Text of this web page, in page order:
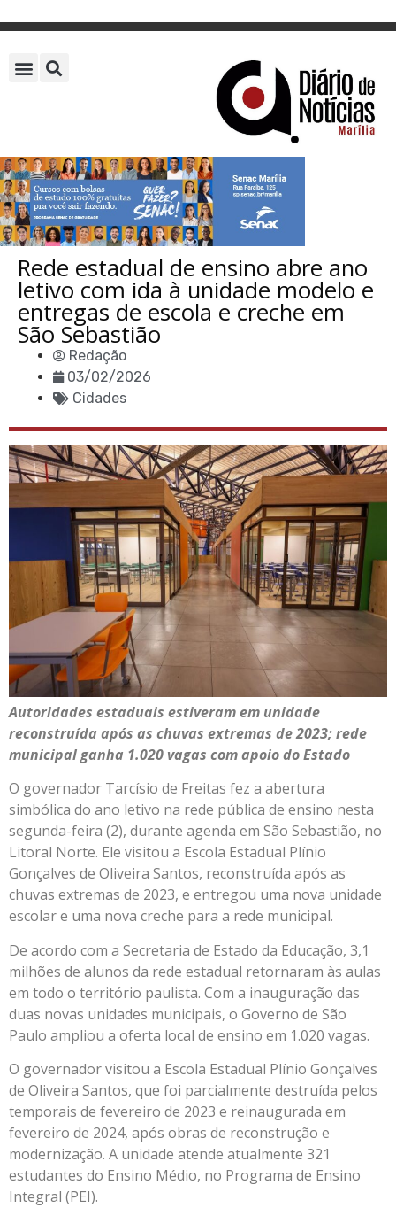
Rede estadual de ensino abre ano
letivo com ida à unidade modelo e
entregas de escola e creche em
São Sebastião
Redação
03/02/2026
Cidades
Autoridades estaduais estiveram em unidade
reconstruída após as chuvas extremas de 2023; rede
municipal ganha 1.020 vagas com apoio do Estado
O governador Tarcísio de Freitas fez a abertura
simbólica do ano letivo na rede pública de ensino nesta
segunda-feira (2), durante agenda em São Sebastião, no
Litoral Norte. Ele visitou a Escola Estadual Plínio
Gonçalves de Oliveira Santos, reconstruída após as
chuvas extremas de 2023, e entregou uma nova unidade
escolar e uma nova creche para a rede municipal.
De acordo com a Secretaria de Estado da Educação, 3,1
milhões de alunos da rede estadual retornaram às aulas
em todo o território paulista. Com a inauguração das
duas novas unidades municipais, o Governo de São
Paulo ampliou a oferta local de ensino em 1.020 vagas.
O governador visitou a Escola Estadual Plínio Gonçalves
de Oliveira Santos, que foi parcialmente destruída pelos
temporais de fevereiro de 2023 e reinaugurada em
fevereiro de 2024, após obras de reconstrução e
modernização. A unidade atende atualmente 321
estudantes do Ensino Médio, no Programa de Ensino
Integral (PEI).